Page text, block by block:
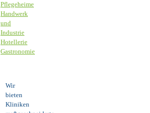
Pflegeheime
Handwerk
und
Industrie
Hotellerie
Gastronomie
Wir
bieten
Kliniken